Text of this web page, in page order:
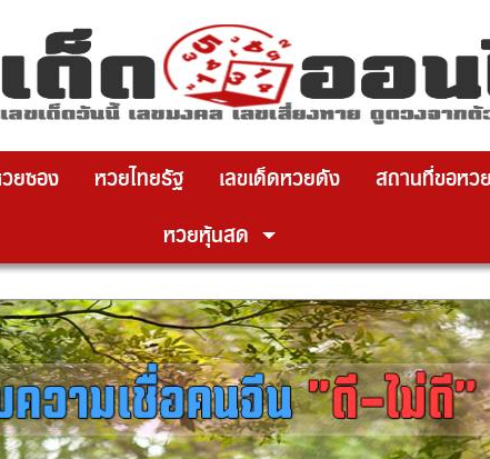
ยซอง หวยไทยรัฐ เลขเด็ดหวยดัง สถานที่ขอหวย
หวยหุ้นสด
x ปิดโฆษณา